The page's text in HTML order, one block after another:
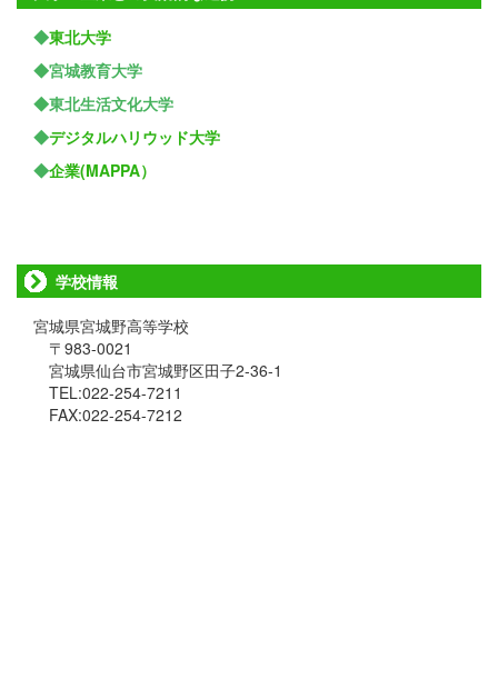
◆東北大学
◆宮城教育大学
◆東北生活文化大学
◆デジタルハリウッド大学
◆企業(MAPPA）
学校情報
宮城県宮城野高等学校
〒983-0021
宮城県仙台市宮城野区田子2-36-1
TEL:022-254-7211
FAX:022-254-7212